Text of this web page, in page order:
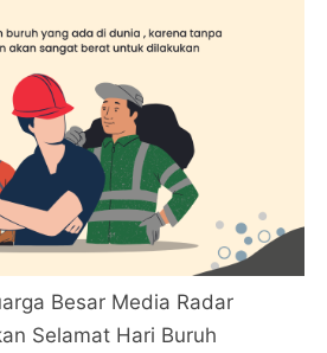
Besar Media Radar
Selamat Hari Buruh